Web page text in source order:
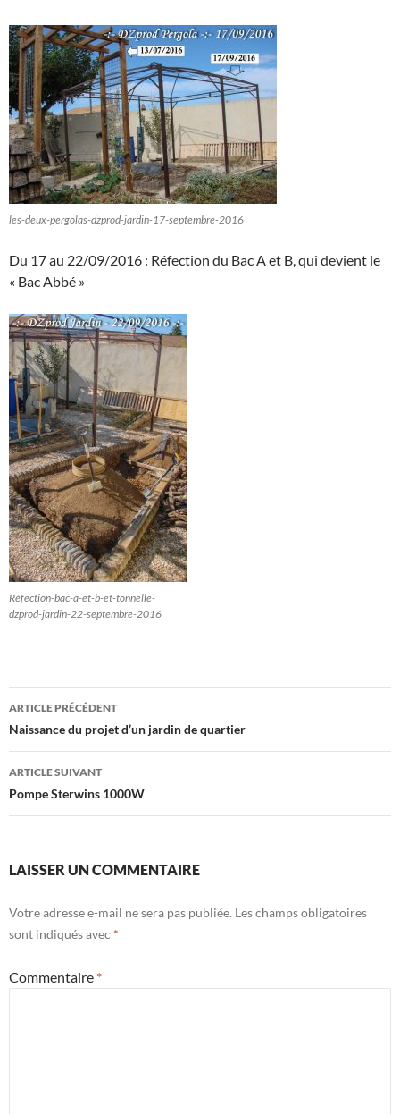
les-deux-pergolas-dzprod-jardin-17-septembre-2016
Du 17 au 22/09/2016 : Réfection du Bac A et B, qui devient le
« Bac Abbé »
Réfection-bac-a-et-b-et-tonnelle-
dzprod-jardin-22-septembre-2016
Navigation
des
articles
ARTICLE PRÉCÉDENT
Naissance du projet d’un jardin de quartier
ARTICLE SUIVANT
Pompe Sterwins 1000W
LAISSER UN COMMENTAIRE
Votre adresse e-mail ne sera pas publiée. Les champs obligatoires
sont indiqués avec *
Commentaire *